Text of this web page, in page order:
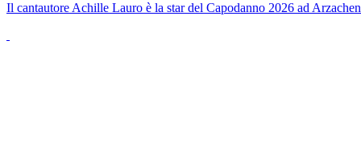
Il cantautore Achille Lauro è la star del Capodanno 2026 ad